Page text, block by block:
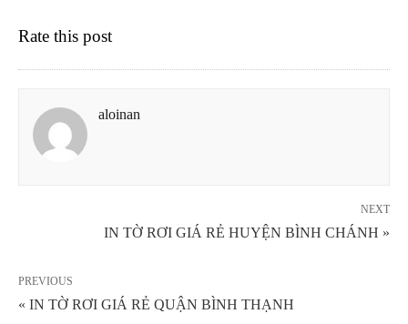
Rate this post
aloinan
NEXT
IN TỜ RƠI GIÁ RẺ HUYỆN BÌNH CHÁNH »
PREVIOUS
« IN TỜ RƠI GIÁ RẺ QUẬN BÌNH THẠNH